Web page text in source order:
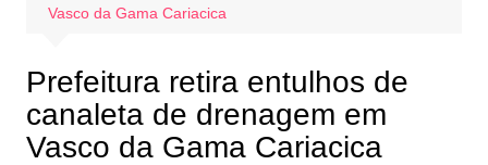
Vasco da Gama Cariacica
Prefeitura retira entulhos de
canaleta de drenagem em
Vasco da Gama Cariacica